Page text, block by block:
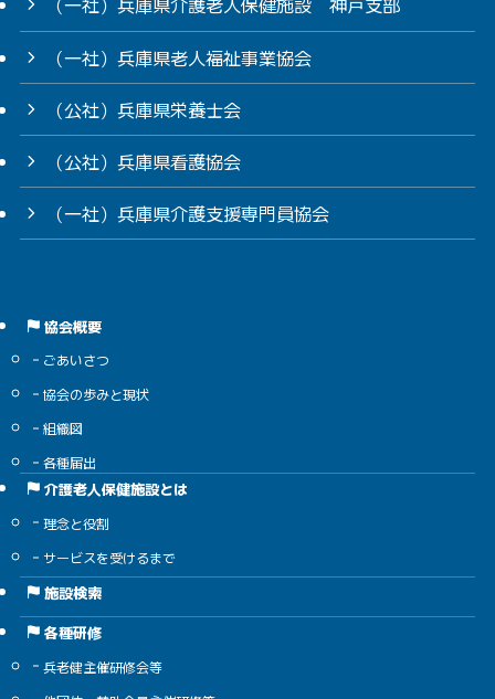
（一社）兵庫県老人福祉事業協会
（公社）兵庫県栄養士会
（公社）兵庫県看護協会
（一社）兵庫県介護支援専門員協会
協会概要
ごあいさつ
協会の歩みと現状
組織図
各種届出
介護老人保健施設とは
理念と役割
サービスを受けるまで
施設検索
各種研修
兵老健主催研修会等